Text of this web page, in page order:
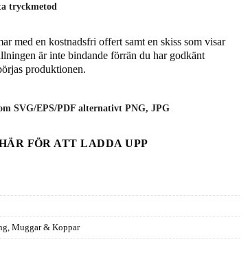
tryckmetod
med en kostnadsfri offert samt en skiss som visar
är inte bindande förrän du har godkänt
produktionen.
SVG/EPS/PDF alternativt PNG, JPG
FÖR ATT LADDA UPP
, Muggar & Koppar